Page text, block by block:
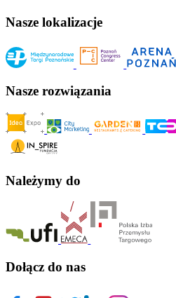
Nasze lokalizacje
Nasze rozwiązania
Należymy do
Dołącz do nas